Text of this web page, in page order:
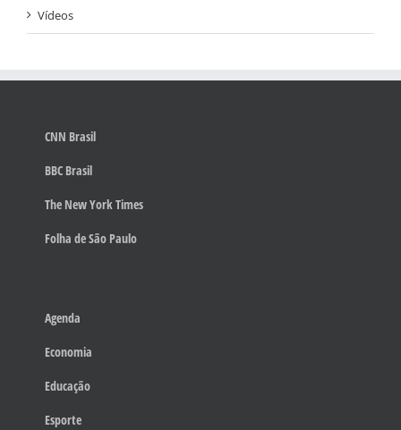
Vídeos
CNN Brasil
BBC Brasil
The New York Times
Folha de São Paulo
Agenda
Economia
Educação
Esporte